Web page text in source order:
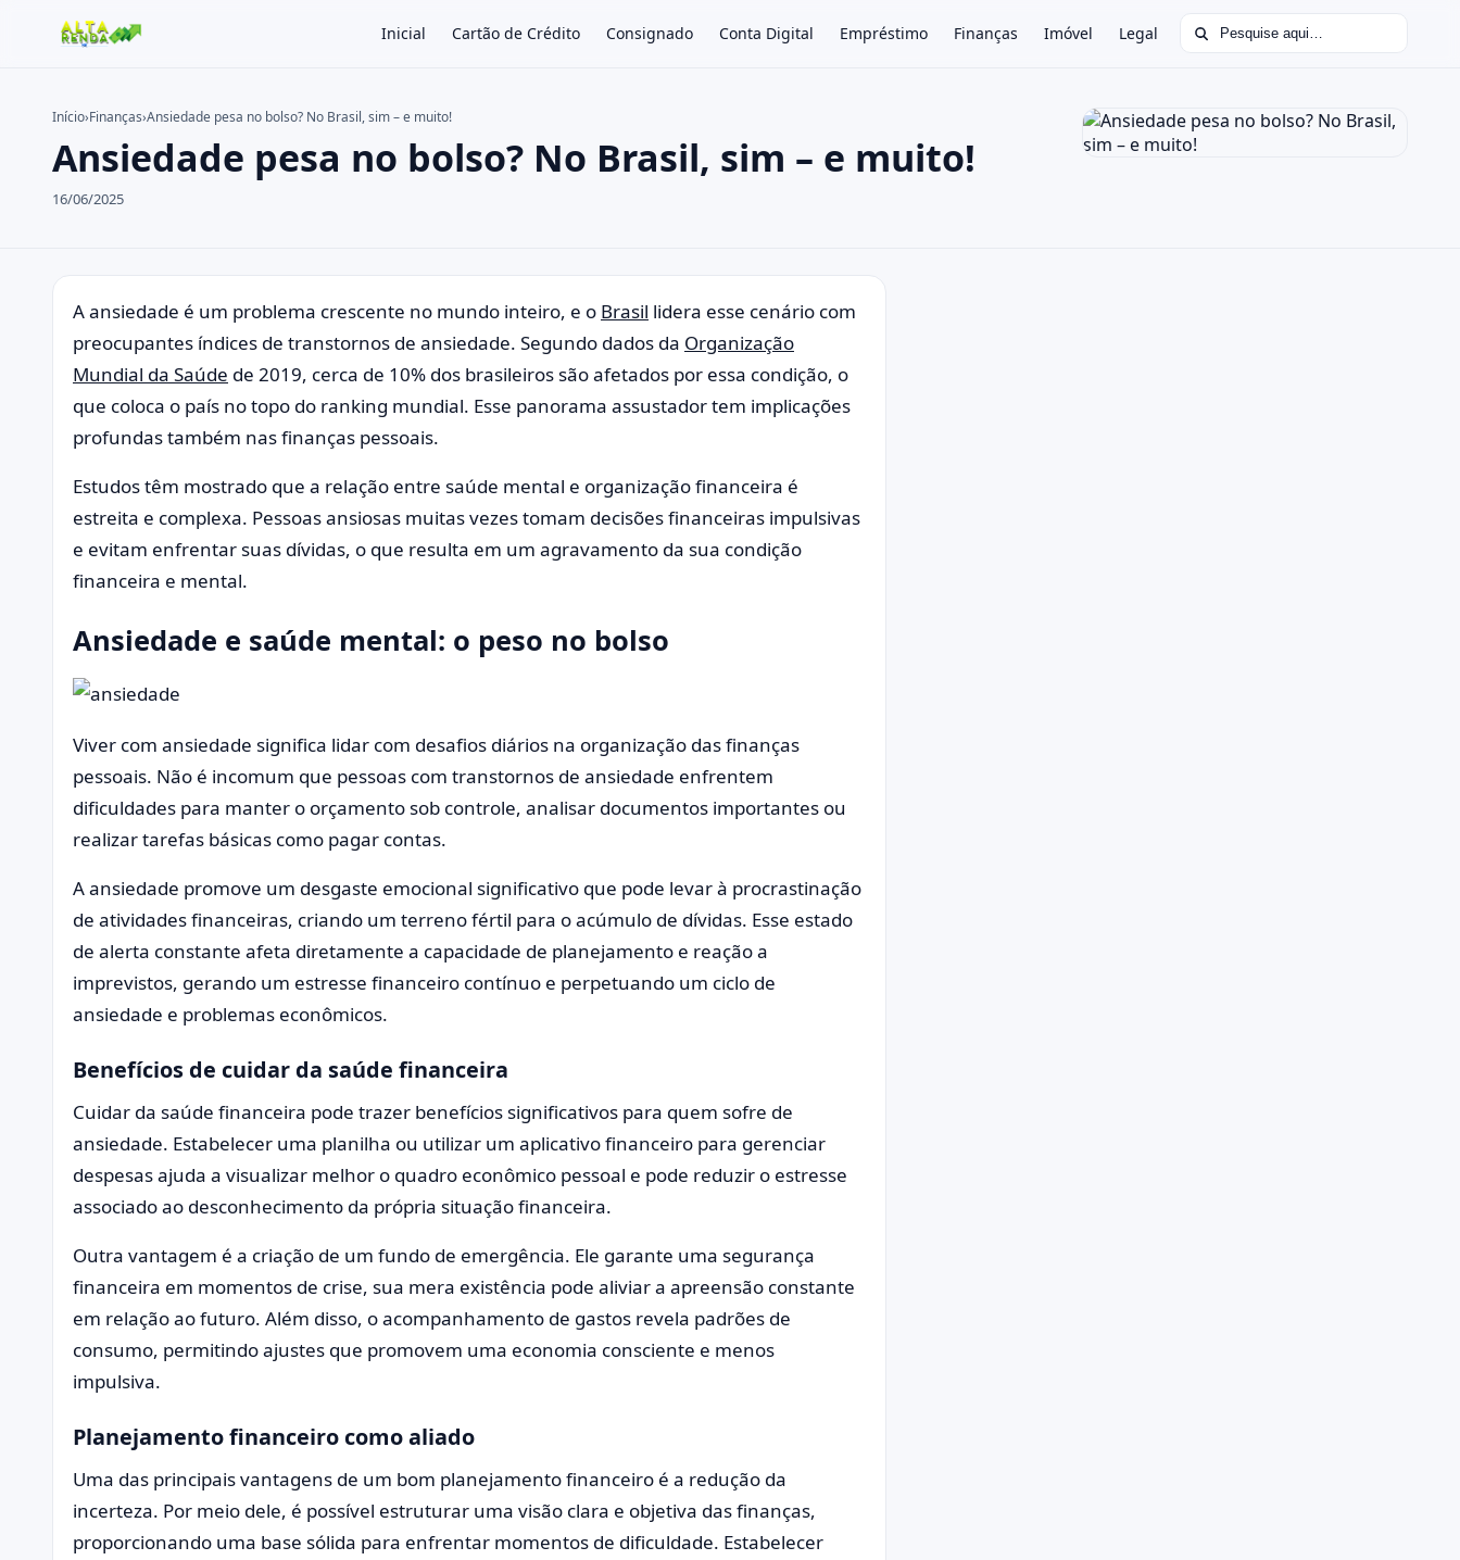
Inicial Cartão de Crédito Consignado Conta Digital Empréstimo Finanças Imóvel Legal Buscar por:
Buscar no site ×
Início›Finanças›Ansiedade pesa no bolso? No Brasil, sim – e muito!
Ansiedade pesa no bolso? No Brasil, sim – e muito!
16/06/2025
A ansiedade é um problema crescente no mundo inteiro, e o Brasil lidera esse cenário com
preocupantes índices de transtornos de ansiedade. Segundo dados da Organização
Mundial da Saúde de 2019, cerca de 10% dos brasileiros são afetados por essa condição, o
que coloca o país no topo do ranking mundial. Esse panorama assustador tem implicações
profundas também nas finanças pessoais.
Estudos têm mostrado que a relação entre saúde mental e organização financeira é
estreita e complexa. Pessoas ansiosas muitas vezes tomam decisões financeiras impulsivas
e evitam enfrentar suas dívidas, o que resulta em um agravamento da sua condição
financeira e mental.
Ansiedade e saúde mental: o peso no bolso
Viver com ansiedade significa lidar com desafios diários na organização das finanças
pessoais. Não é incomum que pessoas com transtornos de ansiedade enfrentem
dificuldades para manter o orçamento sob controle, analisar documentos importantes ou
realizar tarefas básicas como pagar contas.
A ansiedade promove um desgaste emocional significativo que pode levar à procrastinação
de atividades financeiras, criando um terreno fértil para o acúmulo de dívidas. Esse estado
de alerta constante afeta diretamente a capacidade de planejamento e reação a
imprevistos, gerando um estresse financeiro contínuo e perpetuando um ciclo de
ansiedade e problemas econômicos.
Benefícios de cuidar da saúde financeira
Cuidar da saúde financeira pode trazer benefícios significativos para quem sofre de
ansiedade. Estabelecer uma planilha ou utilizar um aplicativo financeiro para gerenciar
despesas ajuda a visualizar melhor o quadro econômico pessoal e pode reduzir o estresse
associado ao desconhecimento da própria situação financeira.
Outra vantagem é a criação de um fundo de emergência. Ele garante uma segurança
financeira em momentos de crise, sua mera existência pode aliviar a apreensão constante
em relação ao futuro. Além disso, o acompanhamento de gastos revela padrões de
consumo, permitindo ajustes que promovem uma economia consciente e menos
impulsiva.
Planejamento financeiro como aliado
Uma das principais vantagens de um bom planejamento financeiro é a redução da
incerteza. Por meio dele, é possível estruturar uma visão clara e objetiva das finanças,
proporcionando uma base sólida para enfrentar momentos de dificuldade. Estabelecer